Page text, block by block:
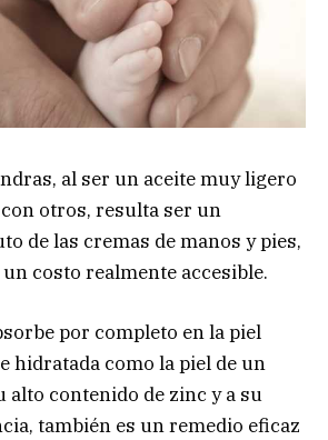
al ser un aceite muy ligero
otros, resulta ser un
de las cremas de manos y pies,
costo realmente accesible.
por completo en la piel
hidratada como la piel de un
alto contenido de zinc y a su
también es un remedio eficaz